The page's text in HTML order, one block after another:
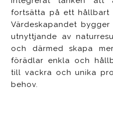
fortsätta på ett hållbart
Värdeskapandet
utnyttjande av
och därmed skapa
förädlar enkla och
till vackra och unika
behov.